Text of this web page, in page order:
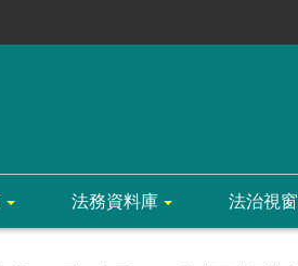
法務資料庫 法治視窗